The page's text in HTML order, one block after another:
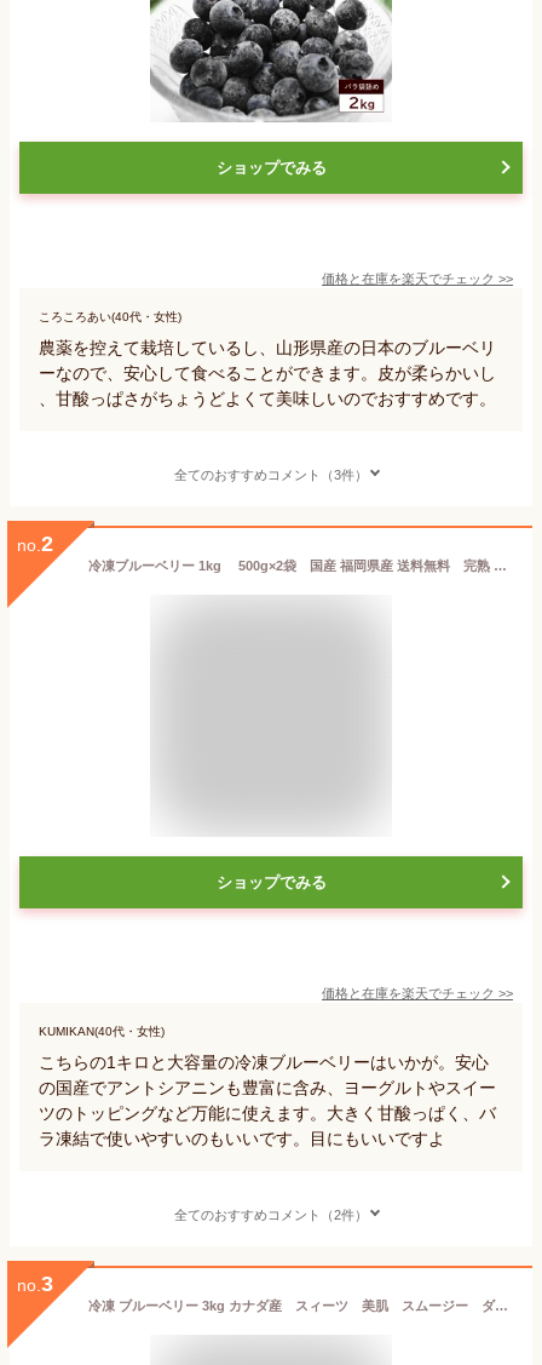
ショップでみる
価格と在庫を楽天でチェック >>
ころころあい(40代・女性)
農薬を控えて栽培しているし、山形県産の日本のブルーベリ
ーなので、安心して食べることができます。皮が柔らかいし
、甘酸っぱさがちょうどよくて美味しいのでおすすめです。
全てのおすすめコメント（3件）
no. 2
冷凍ブルーベリー 1kg 500g×2袋 国産 福岡県産 送料無料 完熟 果物 フルーツ 冷凍 アントシアニン
ショップでみる
価格と在庫を楽天でチェック >>
KUMIKAN(40代・女性)
こちらの1キロと大容量の冷凍ブルーベリーはいかが。安心
の国産でアントシアニンも豊富に含み、ヨーグルトやスイー
ツのトッピングなど万能に使えます。大きく甘酸っぱく、バ
ラ凍結で使いやすいのもいいです。目にもいいですよ
全てのおすすめコメント（2件）
no. 3
冷凍 ブルーベリー 3kg カナダ産 スィーツ 美肌 スムージー ダイエット ヨーグルト ケーキ タルト タルト パンケーキ